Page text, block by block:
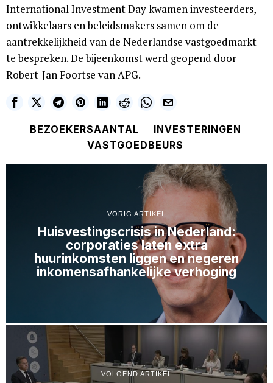
International Investment Day kwamen investeerders,
ontwikkelaars en beleidsmakers samen om de
aantrekkelijkheid van de Nederlandse vastgoedmarkt
te bespreken. De bijeenkomst werd geopend door
Robert-Jan Foortse van APG.
BEZOEKERSAANTAL
INVESTERINGEN
VASTGOEDBEURS
VORIG ARTIKEL
Huisvestingscrisis in Nederland:
corporaties laten extra
huurinkomsten liggen en negeren
inkomensafhankelijke verhoging
VOLGEND ARTIKEL